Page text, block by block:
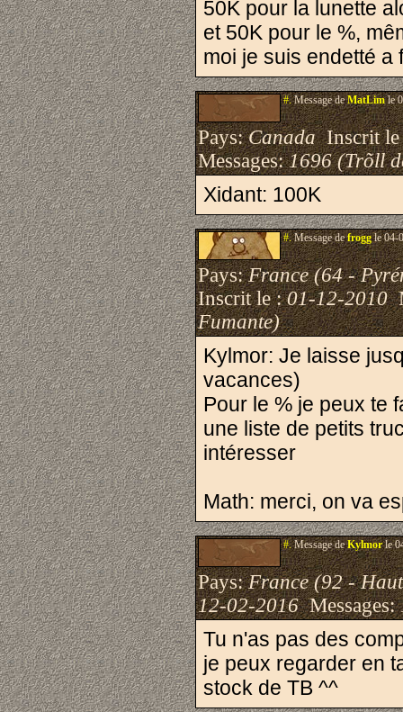
50K pour la lunette
et 50K pour le %,
moi je suis endetté a
#.Message deMatLimle
Pays:CanadaInscrit
Messages:1696 (Trõll
Xidant: 100K
#.Message defroggle 04-
Pays:France (64 -
Inscrit le :01-12-2010
Fumante)
Kylmor: Je laisse
vacances)
Pour le % je peux te
une liste de petits
intéresser
Math: merci, on va
#.Message deKylmorle
Pays:France (92 -
12-02-2016Messages:
Tu n'as pas des
je peux regarder en
stock de TB ^^